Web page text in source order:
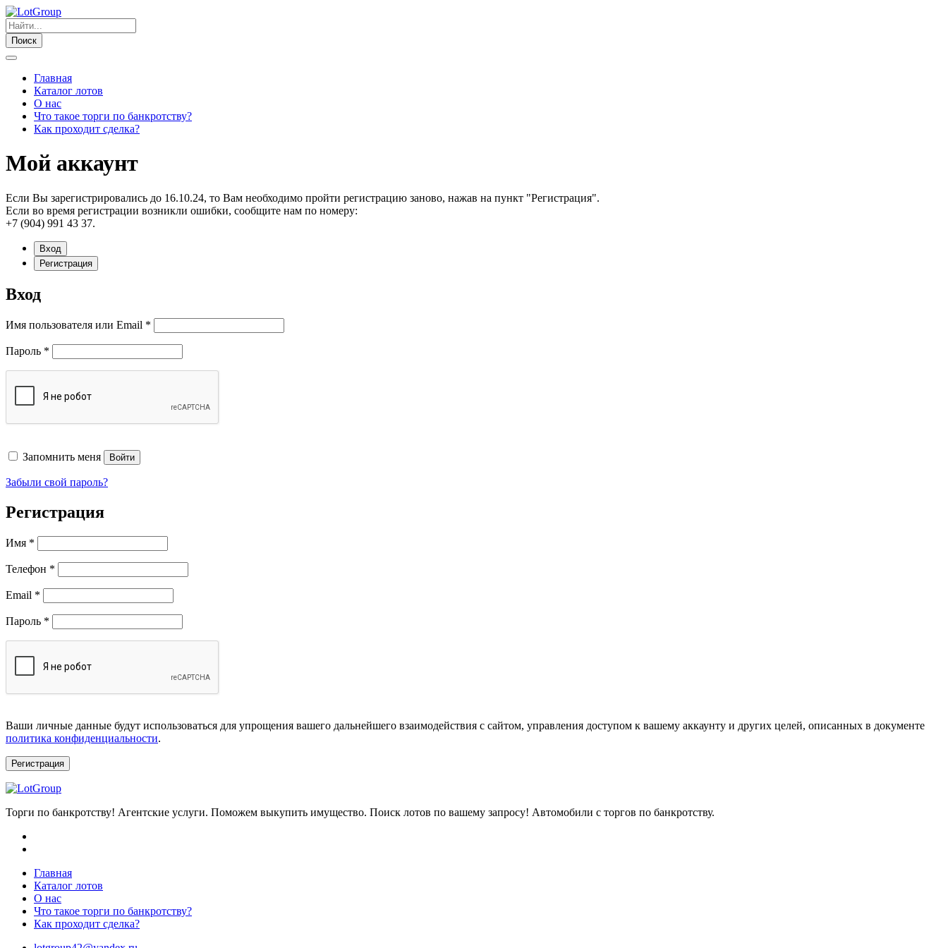
Поиск
Главная
Каталог лотов
О нас
Что такое торги по банкротству?
Как проходит сделка?
Мой аккаунт
Если Вы зарегистрировались до 16.10.24, то Вам необходимо пройти регистрацию заново, нажав на пункт "Регистрация".
Если во время регистрации возникли ошибки, сообщите нам по номеру:
+7 (904) 991 43 37.
Вход
Регистрация
Вход
Имя пользователя или Email *
Пароль *
Запомнить меня Войти
Забыли свой пароль?
Регистрация
Имя *
Телефон *
Email *
Пароль *
Ваши личные данные будут использоваться для упрощения вашего дальнейшего взаимодействия с сайтом, управления доступом к вашему аккаунту и других целей, описанных в документе
политика конфиденциальности.
Регистрация
Торги по банкротству! Агентские услуги. Поможем выкупить имущество. Поиск лотов по вашему запросу! Автомобили с торгов по банкротству.
Главная
Каталог лотов
О нас
Что такое торги по банкротству?
Как проходит сделка?